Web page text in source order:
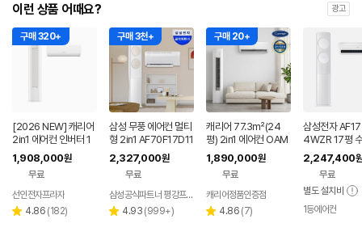
이런 상품 어때요? 광고
구매 320+
[2026 NEW] 캐리어
2in1 에어컨 인버터 1
등급 멀티형 wifi 17평
+6평 투인원 전국 설
치비포함
1,908,000원
무료
선인전자프라자
별 4.86 리
(182)
구매 3천+
삼성 무풍 에어컨 멀티
형 2in1 AF70F17D11
BRS 일반배관 전국,
기본설치비포함
2,327,000원
무료
삼성공식파트너 평강프라자
별 4.93 리
(999+)
구매 20+
캐리어 77.3㎡(24
평) 2in1 에어컨 OAM
B-0852NDWMD전
국기본설치 실외기포
1,890,000원
무료
캐리어정품인증점
별 4.86 리
(7)
삼성전자
4WZR 17평
기본설치 포함
에어컨
2,247,400원
무료
별도 설치비
1등에어컨